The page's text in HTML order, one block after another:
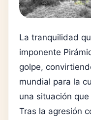
La tranquilidad
imponente
golpe,
mundial para la
una situación
Tras la agresión